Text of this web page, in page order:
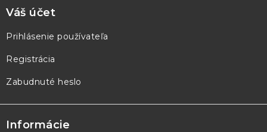
Váš účet
Prihlásenie používateľa
Registrácia
Zabudnuté heslo
Informácie